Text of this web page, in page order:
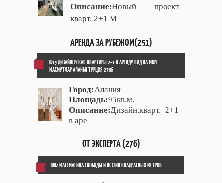
Описание:Новый проект
кварт. 2+1 М
АРЕНДА ЗА РУБЕЖОМ(251)
ID19 ДИЗАЙНЕРСКАЯ КВАРТИРЫ 2+1 В АРЕНДУ ВИД НА МОРЕ
МАХМУТЛАР АЛАНЬЯ ТУРЦИЯ 2706
Город:Алания
Площадь:95кв.м.
Описание:Дизайн.кварт. 2+1
в аре
ОТ ЭКСПЕРТА (276)
ID82 МАТЕМАТИКА СВОБОДЫ И ПОЭЗИЯ КВАДРАТНЫХ МЕТРОВ